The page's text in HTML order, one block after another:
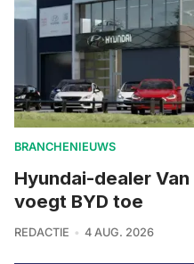
BRANCHENIEUWS
Hyundai-dealer
voegt BYD toe
REDACTIE 4 AUG. 2026